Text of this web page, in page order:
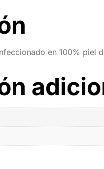
en 100% piel